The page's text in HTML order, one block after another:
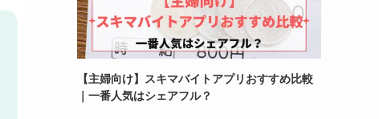
【主婦向け】スキマバイトアプリおすすめ比較
｜一番人気はシェアフル？